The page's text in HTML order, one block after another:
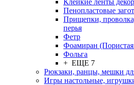
Клейкие ленты
Пенопластовые
Прищепки,
перья
Фетр
Фоамиран (Пористая
Фольга
+ ЕЩЕ 7
Рюкзаки, ранцы, мешки
Игры настольные,